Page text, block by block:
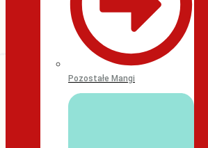
Pozostałe Mangi